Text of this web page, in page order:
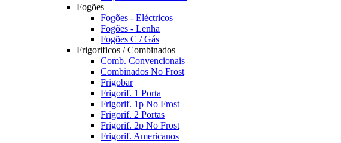
Fogões
Fogões - Eléctricos
Fogões - Lenha
Fogões C / Gás
Frigorificos / Combinados
Comb. Convencionais
Combinados No Frost
Frigobar
Frigorif. 1 Porta
Frigorif. 1p No Frost
Frigorif. 2 Portas
Frigorif. 2p No Frost
Frigorif. Americanos